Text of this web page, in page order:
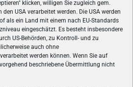
klicken, willigen Sie zugleich gem.
den USA verarbeitet werden. Die USA werden
als ein Land mit einem nach EU-Standards
eingeschätzt. Es besteht insbesondere
US-Behörden, zu Kontroll- und zu
auch ohne
werden können. Wenn Sie auf
beschriebene Übermittlung nicht
UNS
Gamers.at ist das älteste Online-
und bringt täglich aktuelle News,
PC- und Konsolenspielen, Gaming-
aus der Welt des e-Sport's.